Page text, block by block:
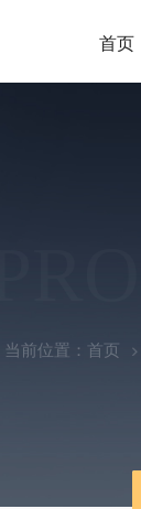
首页
当前位置： 首页